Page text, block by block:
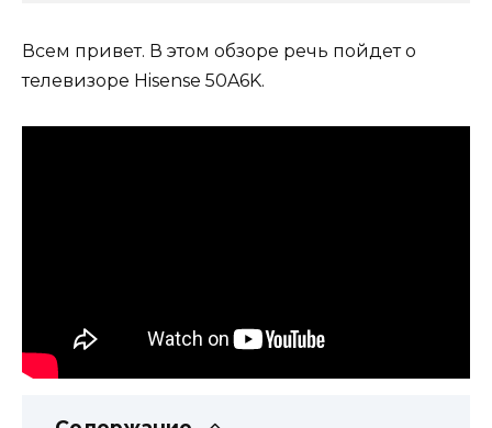
Всем привет. В этом обзоре речь пойдет о
телевизоре Hisense 50A6K.